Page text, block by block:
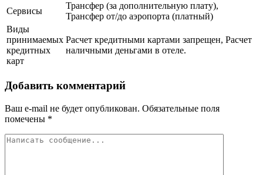
Сервисы
Трансфер (за дополнительную плату),
Трансфер от/до аэропорта (платный)
Виды
принимаемых
кредитных
карт
Расчет кредитными картами запрещен, Расчет
наличными деньгами в отеле.
Добавить комментарий
Ваш e-mail не будет опубликован. Обязательные поля
помечены *